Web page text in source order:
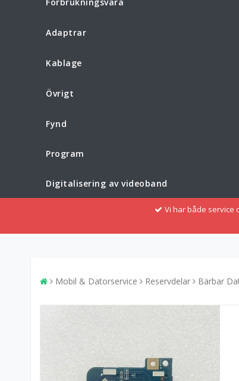
Förbrukningsvara
Adaptrar
Kablage
Övrigt
Fynd
Program
Digitalisering av videoband
Vi har både service
Mobil & Datorservice Reservdelar Bärbar